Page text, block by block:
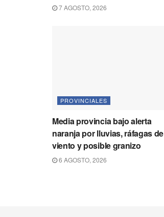
7 AGOSTO, 2026
PROVINCIALES
Media provincia bajo alerta
naranja por lluvias, ráfagas de
viento y posible granizo
6 AGOSTO, 2026